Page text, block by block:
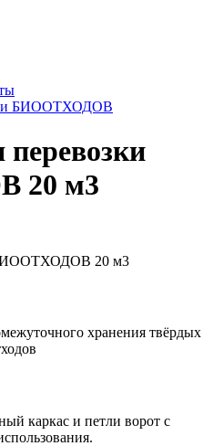
БИООТХОДОВ
перевозки
20 м3
хранения твёрдых
каркас и петли ворот с